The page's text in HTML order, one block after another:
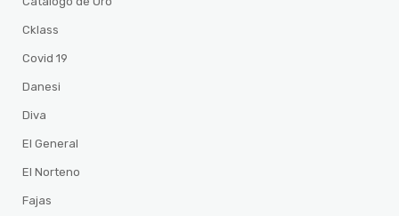
Cklass
Covid 19
Danesi
Diva
El General
El Norteno
Fajas